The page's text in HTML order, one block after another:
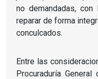
no demandadas,
reparar de forma
conculcados.
Entre las
Procuraduría